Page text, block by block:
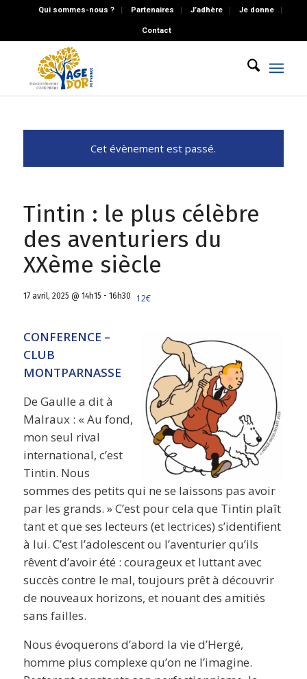
Qui sommes-nous ? Partenaires J’adhère Je donne
Contact
Cet évènement est passé.
Tintin : le plus célèbre
des aventuriers du
XXème siècle
17 avril, 2025 @ 14h15 - 16h30 12€
CONFERENCE –
CLUB
MONTPARNASSE
De Gaulle a dit à
Malraux : « Au fond,
mon seul rival
international, c’est
Tintin. Nous
sommes des petits qui ne se laissons pas avoir
par les grands. » C’est pour cela que Tintin plaît
tant et que ses lecteurs (et lectrices) s’identifient
à lui. C’est l’adolescent ou l’aventurier qu’ils
rêvent d’avoir été : courageux et luttant avec
succès contre le mal, toujours prêt à découvrir
de nouveaux horizons, et nouant des amitiés
sans failles.
Nous évoquerons d’abord la vie d’Hergé,
homme plus complexe qu’on ne l’imagine.